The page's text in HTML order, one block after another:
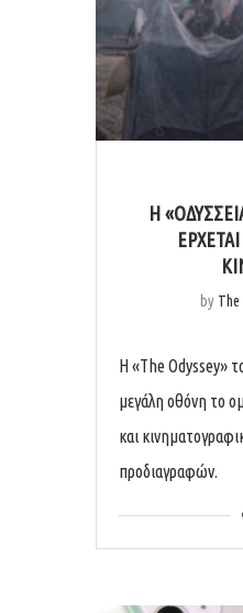
Η
by The
Η «The Odyssey»
μεγάλη οθόνη το
και
προδιαγραφών.